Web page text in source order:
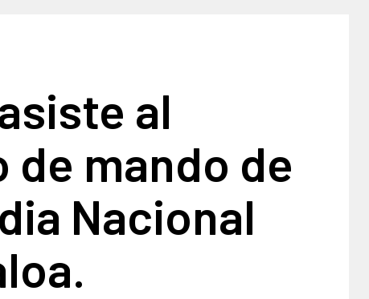
al
de mando de
Nacional